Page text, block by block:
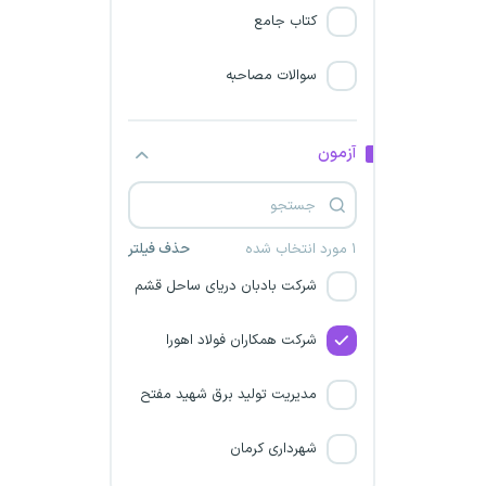
کتاب جامع
سوالات مصاحبه
آزمون
۱ مورد انتخاب شده حذف فیلتر
صنعت آب و برق خراسان
شهرداری مازندران
شرکت ایران ترانسفو
شهرداری گلستان
شرکت بادبان دریای ساحل قشم
شرکت همکاران فولاد اهورا
مدیریت تولید برق شهید مفتح
شهرداری کرمان